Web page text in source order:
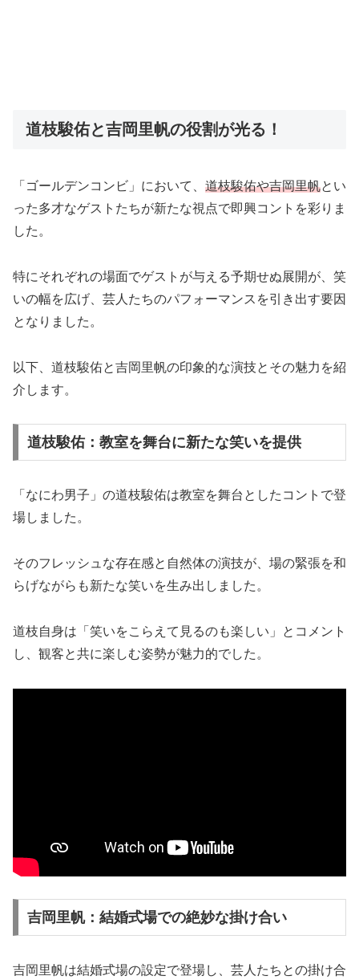
道枝駿佑と吉岡里帆の役割が光る！
「ゴールデンコンビ」において、 道枝駿佑や吉岡里帆とい
った多才なゲストたちが新たな視点で即興コントを彩りま
した。
特にそれぞれの場面でゲストが与える予期せぬ展開が、笑
いの幅を広げ、芸人たちのパフォーマンスを引き出す要因
となりました。
以下、道枝駿佑と吉岡里帆の印象的な演技とその魅力を紹
介します。
道枝駿佑：教室を舞台に新たな笑いを提供
「なにわ男子」の道枝駿佑は教室を舞台としたコントで登
場しました。
そのフレッシュな存在感と自然体の演技が、場の緊張を和
らげながらも新たな笑いを生み出しました。
道枝自身は「笑いをこらえて見るのも楽しい」とコメント
し、観客と共に楽しむ姿勢が魅力的でした。
吉岡里帆：結婚式場での絶妙な掛け合い
吉岡里帆は結婚式場の設定で登場し、芸人たちとの掛け合